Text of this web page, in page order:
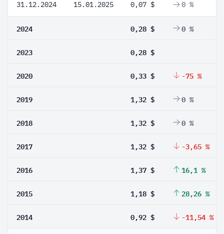
31.12.2024 15.01.2025 0,07 $ 0 %
2024 0,28 $ 0 %
2023 0,28 $
2020 0,33 $ -75 %
2019 1,32 $ 0 %
2018 1,32 $ 0 %
2017 1,32 $ -3,65 %
2016 1,37 $ 16,1 %
2015 1,18 $ 28,26 %
2014 0,92 $ -11,54 %